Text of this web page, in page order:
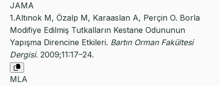
JAMA
1.Altınok M, Özalp M, Karaaslan A, Perçin O. Borla
Modifiye Edilmiş Tutkalların Kestane Odununun
Yapışma Direncine Etkileri. Bartın Orman Fakültesi
Dergisi. 2009;11:17–24.
MLA